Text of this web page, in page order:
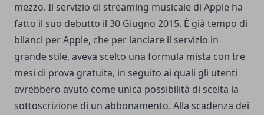
mezzo. Il servizio di streaming musicale di Apple ha
fatto il suo debutto il 30 Giugno 2015. È già tempo di
bilanci per Apple, che per lanciare il servizio in
grande stile, aveva scelto una formula mista con tre
mesi di prova gratuita, in seguito ai quali gli utenti
avrebbero avuto come unica possibilità di scelta la
sottoscrizione di un abbonamento. Alla scadenza dei